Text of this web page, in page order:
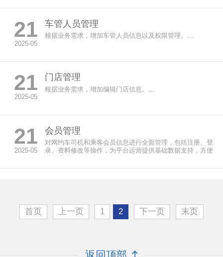
21
2025-05
车管人员管理
根据业务需求，增加车管人员信息以及权限管理。...
21
2025-05
门店管理
根据业务需求，增加编辑门店信息。...
21
2025-05
会员管理
对网约车司机和乘客会员信息进行全面管理，包括注册、登
录、资料修改等操作，为平台运营提供基础数据支持，方便
首页 上一页 1 2 下一页 末页